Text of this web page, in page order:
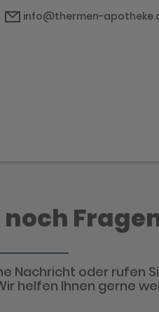
info@thermen-
noch
Nachricht oder rufen
helfen Ihnen gerne